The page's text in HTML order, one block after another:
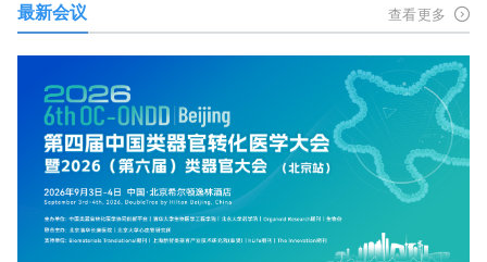
最新会议 查看更多